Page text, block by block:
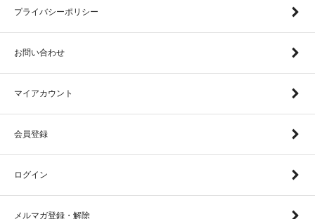
プライバシーポリシー
お問い合わせ
マイアカウント
会員登録
ログイン
メルマガ登録・解除